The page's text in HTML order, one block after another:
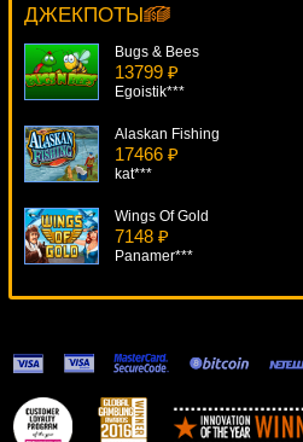
ДЖЕКПОТЫnumber***
Bugs & Bees
13799 ₽
Egoistik***
Alaskan Fishing
17466 ₽
kat***
Wings Of Gold
7148 ₽
Panamer***
4 Reel Kings
10766 ₽
ivan-lev***